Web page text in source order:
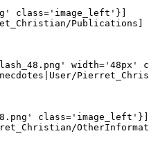
class='image_left'}]
Publications]
class='image_left'}]